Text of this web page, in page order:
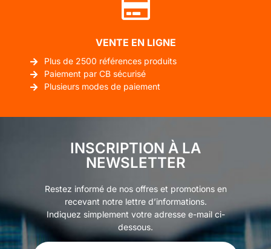
VENTE EN LIGNE
Plus de 2500 références produits
Paiement par CB sécurisé
Plusieurs modes de paiement
INSCRIPTION À LA
NEWSLETTER
Restez informé de nos offres et promotions en
recevant notre lettre d’informations.
Indiquez simplement votre adresse e-mail ci-
dessous.